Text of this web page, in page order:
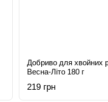
Добриво для хвойних
Весна-Літо 180 г
219 грн